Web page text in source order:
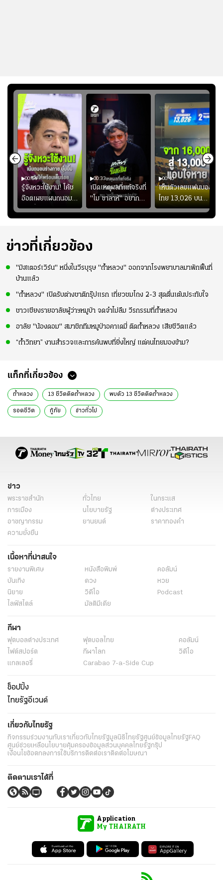
00:54
รู้จังหวะใช้งาน! โค้ช
อ๊อตเผยแผนถนอม
“บุ๋มบิ๋ม” เพื่อรักษา
ร่างกายให้พร้อมที่สุด
00:33
เปิดเหตุผลที่แท้จริงที่
"โม ซาลาห์" อยาก
ย้ายซบ "แทร็บซอนส
ปอร์"
00:40
เห็นตัวเลขแฟนบอล
ไทย 13,026 บน
สกอร์บอร์ดแล้วแอบ
ใจหาย น้อยกว่านัดที่
ข่าวที่เกี่ยวข้อง
"มิสเตอร์เวิร์น" หนึ่งในวีรบุรุษ "ถ้ำหลวง" ออกจากโรงพยาบาลมาพักฟื้นที่
บ้านแล้ว
"ถ้ำหลวง" เปิดรับต่างชาติกรุ๊ปแรก เที่ยวชมโถง 2-3 สุดตื่นเต้นประทับใจ
ชาวเชียงรายอาลัยผู้ว่าฯหมูป่า จดจำไม่ลืม วีรกรรมที่ถ้ำหลวง
อาลัย "น้องดอม" สมาชิกทีมหมูป่าอคาเดมี่ ติดถ้ำหลวง เสียชีวิตแล้ว
“ถ้ำวิทยา” งานสำรวจและการค้นพบที่ยิ่งใหญ่ แต่คนไทยมองข้าม?
แท็กที่เกี่ยวข้อง
ถ้ำหลวง 13 ชีวิตติดถ้ำหลวง พบตัว 13 ชีวิตติดถ้ำหลวง
รอดชีวิต กู้ภัย ข่าวทั่วไป
ข่าว
พระราชสำนัก ทั่วไทย
ในกระแส
การเมือง
นโยบายรัฐ
ต่างประเทศ
อาชญากรรม
ยานยนต์
ราคาทองคำ
ความยั่งยืน
เนื้อหาที่น่าสนใจ
รายงานพิเศษ หนังสือพิมพ์
คอลัมน์
บันเทิง
ดวง
หวย
นิยาย
วิดีโอ
Podcast
ไลฟ์สไตล์
มัลติมีเดีย
กีฬา
ฟุตบอลต่่างประเทศ ฟุตบอลไทย
คอลัมน์
ไฟต์สปอร์ต
กีฬาโลก
วิดีโอ
แกลเลอรี่
Carabao 7-a-Side Cup
ช็อปปิ้ง
ไทยรัฐอีเวนต์
เกี่ยวกับไทยรัฐ
กิจกรรมร่วมงานกับเราเกี่ยวกับไทยรัฐมูลนิธิไทยรัฐศูนย์ข้อมูลไทยรัฐFAQ
ศูนย์ช่วยเหลือนโยบายคุ้มครองข้อมูลส่วนบุคคลไทยรัฐกรุ๊ป
เงื่อนไขข้อตกลงการใช้บริการติดต่อเราติดต่อโฆษณา
ติดตามเราได้ที่
Application
My THAIRATH